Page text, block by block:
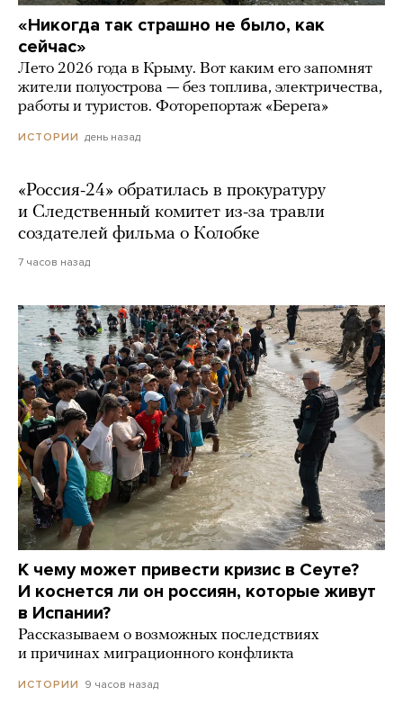
«Никогда так страшно не было, как
сейчас»
Лето 2026 года в Крыму. Вот каким его запомнят
жители полуострова — без топлива, электричества,
работы и туристов. Фоторепортаж «Берега»
ИСТОРИИ день назад
«Россия-24» обратилась в прокуратуру
и Следственный комитет из-за травли
создателей фильма о Колобке
7 часов назад
К чему может привести кризис в Сеуте?
И коснется ли он россиян, которые живут
в Испании?
Рассказываем о возможных последствиях
и причинах миграционного конфликта
ИСТОРИИ 9 часов назад